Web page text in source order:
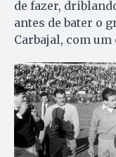
de fazer,
antes de bater o
Carbajal, com um